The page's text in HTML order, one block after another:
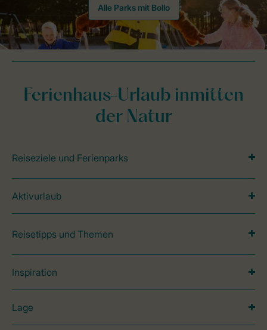
Alle Parks mit Bollo
Ferienhaus-Urlaub inmitten
der Natur
Reiseziele und Ferienparks
Aktivurlaub
Reisetipps und Themen
Inspiration
Lage